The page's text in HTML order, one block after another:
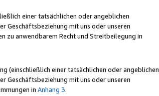
einer tatsächlichen oder angeblichen
Geschäftsbeziehung mit uns oder unseren
zu anwendbarem Recht und Streitbeilegung in
(einschließlich einer tatsächlichen oder angeblichen
Geschäftsbeziehung mit uns oder unseren
in Anhang 3.